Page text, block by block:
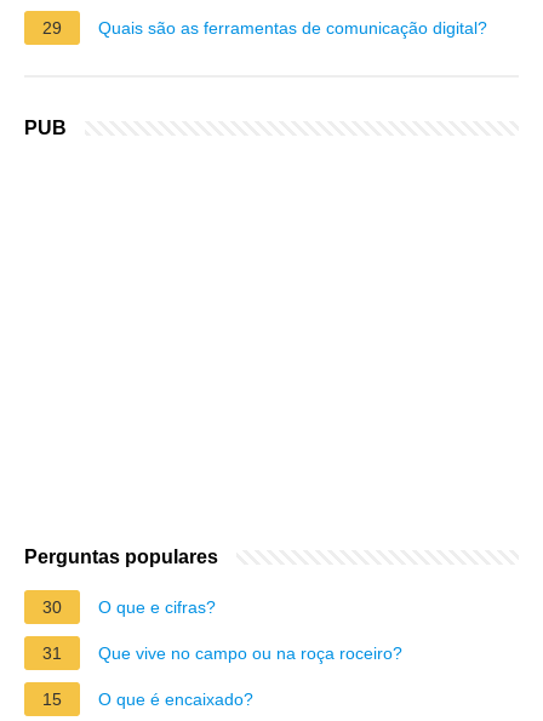
29 Quais são as ferramentas de comunicação digital?
PUB
Perguntas populares
30 O que e cifras?
31 Que vive no campo ou na roça roceiro?
15 O que é encaixado?